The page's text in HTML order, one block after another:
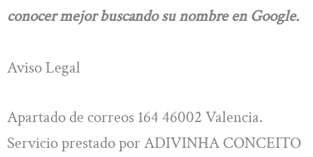
conocer mejor buscando su nombre en Google.
Aviso Legal
Apartado de correos 164 46002 Valencia.
Servicio prestado por ADIVINHA CONCEITO